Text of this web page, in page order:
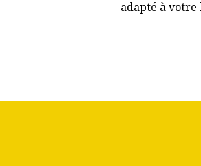
adapté à votre